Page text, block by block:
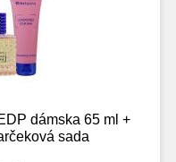
dámska 65 ml +
sada